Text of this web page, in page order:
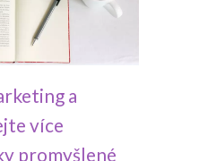
a
více
promyšlené